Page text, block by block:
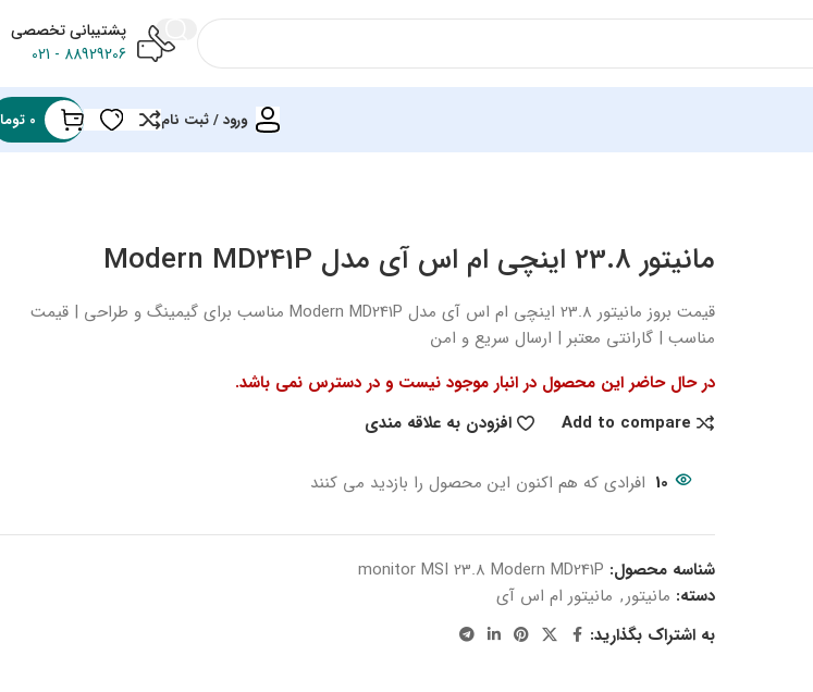
پشتیبانی تخصصی
88929206 - 021
ورود / ثبت نام 0
مانیتور 23.8 اینچی ام اس آی مدل Modern MD241P
قیمت بروز مانیتور 23.8 اینچی ام اس آی مدل Modern MD241P مناسب برای گیمینگ و طراحی | قیمت
مناسب | گارانتی معتبر | ارسال سریع و امن
در حال حاضر این محصول در انبار موجود نیست و در دسترس نمی باشد.
Add to compare
افزودن به علاقه مندی
10 افرادی که هم اکنون این محصول را بازدید می کنند
شناسه محصول: monitor MSI 23.8 Modern MD241P
دسته: مانیتور, مانیتور ام اس آی
به اشتراک بگذارید: